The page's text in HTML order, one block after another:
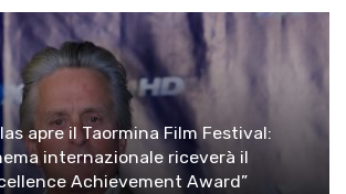
apre il Taormina Film Festival:
internazionale riceverà il
Achievement Award”